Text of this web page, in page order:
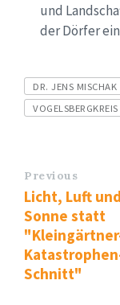
und
der Dörfer
Tags
DR. JENS MISCHAK
VOGELSBERGKREIS
Previous
Licht, Luft und
Sonne statt
Schnitt"